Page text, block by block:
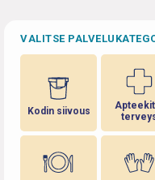
VALITSE
Kodin siivous
Apteekit